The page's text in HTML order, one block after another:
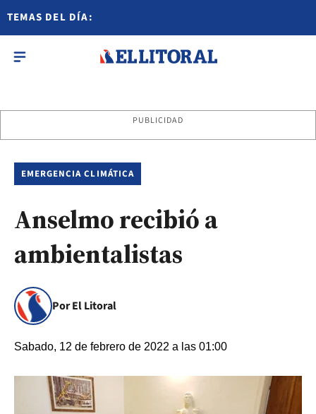
TEMAS DEL DÍA:
PUBLICIDAD
EMERGENCIA CLIMÁTICA
Anselmo recibió a
ambientalistas
Por El Litoral
Sabado, 12 de febrero de 2022 a las 01:00